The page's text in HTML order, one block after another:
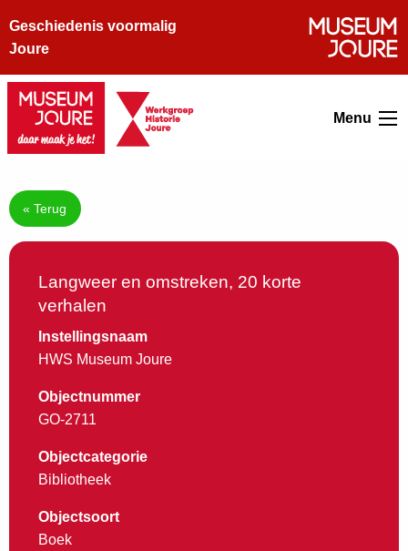
Geschiedenis voormalig
Joure
Menu
« Terug
Langweer en omstreken, 20 korte
verhalen
Instellingsnaam
HWS Museum Joure
Objectnummer
GO-2711
Objectcategorie
Bibliotheek
Objectsoort
Boek